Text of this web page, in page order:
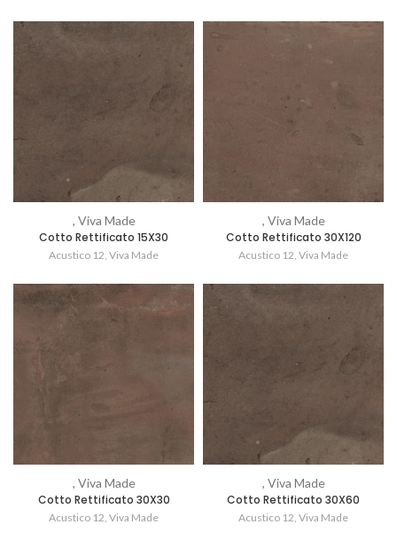
, Viva Made
Cotto Rettificato 15X30
Acustico 12, Viva Made
, Viva Made
Cotto Rettificato 30X120
Acustico 12, Viva Made
, Viva Made
Cotto Rettificato 30X30
Acustico 12, Viva Made
, Viva Made
Cotto Rettificato 30X60
Acustico 12, Viva Made